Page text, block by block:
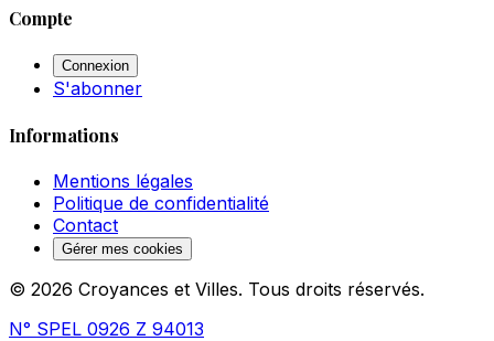
Compte
Connexion
S'abonner
Informations
Mentions légales
Politique de confidentialité
Contact
Gérer mes cookies
© 2026 Croyances et Villes. Tous droits réservés.
N° SPEL 0926 Z 94013